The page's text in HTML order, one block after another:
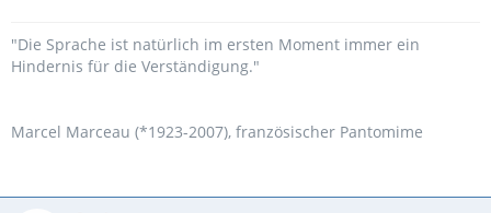
"Die Sprache ist natürlich im ersten Moment immer ein
Hindernis für die Verständigung."
Marcel Marceau (*1923-2007), französischer Pantomime